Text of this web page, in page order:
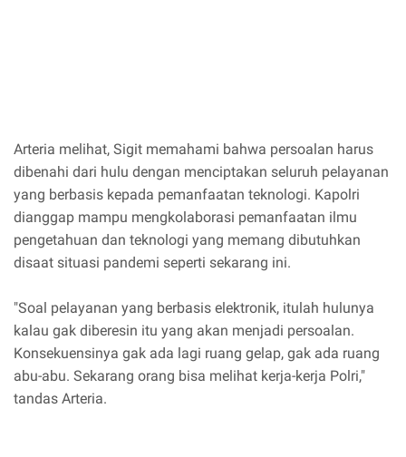
Arteria melihat, Sigit memahami bahwa persoalan harus
dibenahi dari hulu dengan menciptakan seluruh pelayanan
yang berbasis kepada pemanfaatan teknologi. Kapolri
dianggap mampu mengkolaborasi pemanfaatan ilmu
pengetahuan dan teknologi yang memang dibutuhkan
disaat situasi pandemi seperti sekarang ini.
"Soal pelayanan yang berbasis elektronik, itulah hulunya
kalau gak diberesin itu yang akan menjadi persoalan.
Konsekuensinya gak ada lagi ruang gelap, gak ada ruang
abu-abu. Sekarang orang bisa melihat kerja-kerja Polri,"
tandas Arteria.